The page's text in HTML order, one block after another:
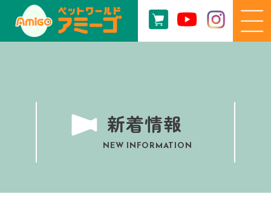
新着情報
NEW INFORMATION